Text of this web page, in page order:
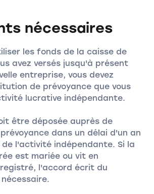
nécessaires
les fonds de la caisse de
avez versés jusqu'à présent
entreprise, vous devez
de prévoyance que vous
lucrative indépendante.
être déposée auprès de
dans un délai d'un an
l'activité indépendante. Si la
est mariée ou vit en
l'accord écrit du